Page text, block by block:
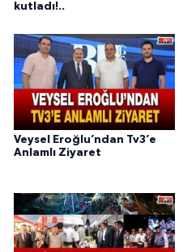
kutladı!..
Veysel Eroğlu’ndan Tv3’e
Anlamlı Ziyaret